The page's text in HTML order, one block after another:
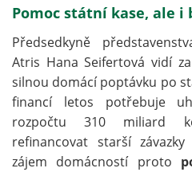
Pomoc státní kase, ale i
Předsedkyně
Atris Hana Seifertová vidí
silnou domácí poptávku po
financí letos potřebuje
rozpočtu 310 miliard
refinancovat starší
zájem domácností proto